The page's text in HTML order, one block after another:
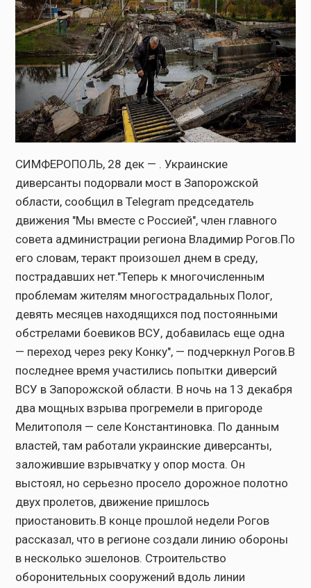
СИМФЕРОПОЛЬ, 28 дек — . Украинские
диверсанты подорвали мост в Запорожской
области, сообщил в Telegram председатель
движения "Мы вместе с Россией", член главного
совета администрации региона Владимир Рогов.По
его словам, теракт произошел днем в среду,
пострадавших нет."Теперь к многочисленным
проблемам жителям многострадальных Полог,
девять месяцев находящихся под постоянными
обстрелами боевиков ВСУ, добавилась еще одна
— переход через реку Конку", — подчеркнул Рогов.В
последнее время участились попытки диверсий
ВСУ в Запорожской области. В ночь на 13 декабря
два мощных взрыва прогремели в пригороде
Мелитополя — селе Константиновка. По данным
властей, там работали украинские диверсанты,
заложившие взрывчатку у опор моста. Он
выстоял, но серьезно просело дорожное полотно
двух пролетов, движение пришлось
приостановить.В конце прошлой недели Рогов
рассказал, что в регионе создали линию обороны
в несколько эшелонов. Строительство
оборонительных сооружений вдоль линии